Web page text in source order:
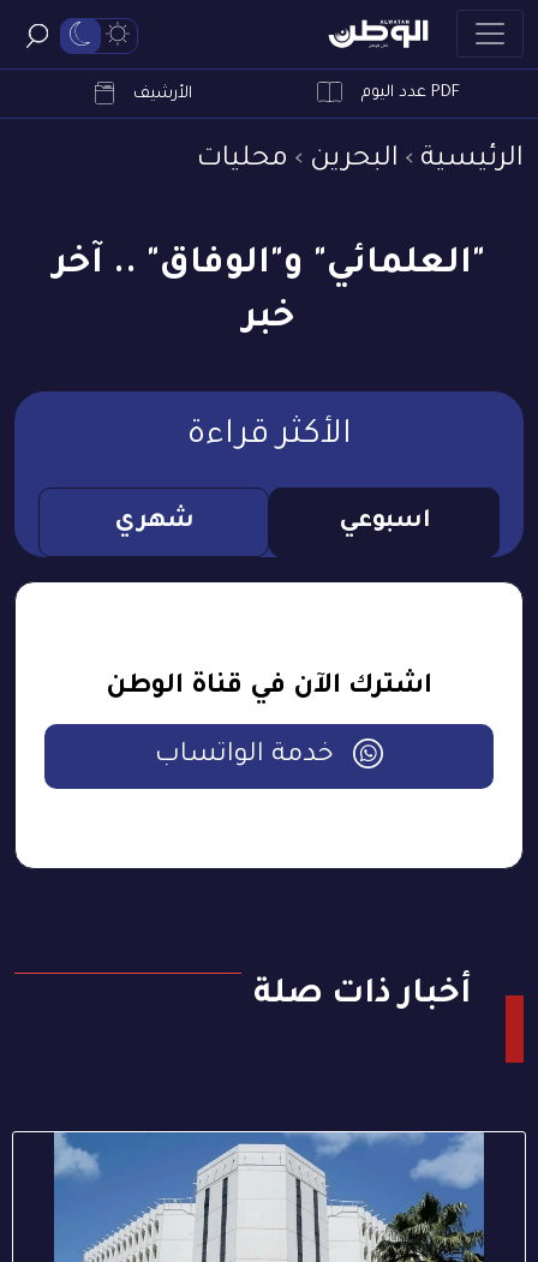
PDF عدد اليوم الأرشيف
الرئيسية البحرين محليات
"العلمائي" و"الوفاق" .. آخر
خبر
الأكثر قراءة
اسبوعي شهري
اشترك الآن في قناة الوطن
خدمة الواتساب
أخبار ذات صلة